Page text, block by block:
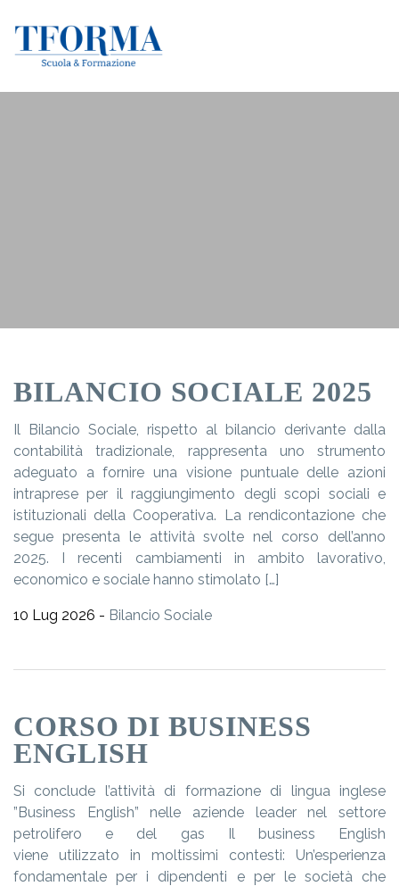
BILANCIO SOCIALE 2025
Il Bilancio Sociale, rispetto al bilancio derivante dalla
contabilità tradizionale, rappresenta uno strumento
adeguato a fornire una visione puntuale delle azioni
intraprese per il raggiungimento degli scopi sociali e
istituzionali della Cooperativa. La rendicontazione che
segue presenta le attività svolte nel corso dell’anno
2025. I recenti cambiamenti in ambito lavorativo,
economico e sociale hanno stimolato […]
10 Lug 2026 - Bilancio Sociale
CORSO DI BUSINESS
ENGLISH
Si conclude l’attività di formazione di lingua inglese
”Business English” nelle aziende leader nel settore
petrolifero e del gas Il business English
viene utilizzato in moltissimi contesti: Un’esperienza
fondamentale per i dipendenti e per le società che